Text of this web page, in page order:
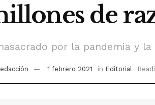
de
por la pandemia y
1 febrero 2021 in Editorial